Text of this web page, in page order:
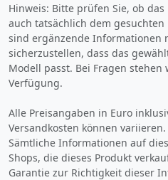
Hinweis: Bitte prüfen Sie, ob
auch tatsächlich dem
sind ergänzende Informationen
sicherzustellen, dass das
Modell passt. Bei Fragen
Verfügung.
Alle Preisangaben in Euro
Versandkosten können variieren.
Sämtliche Informationen auf
Shops, die dieses Produkt
Garantie zur Richtigkeit dieser